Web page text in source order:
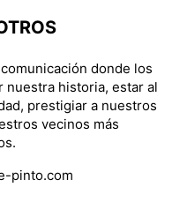
donde los
nuestra historia, estar al
prestigiar a nuestros
vecinos más
pinto.com